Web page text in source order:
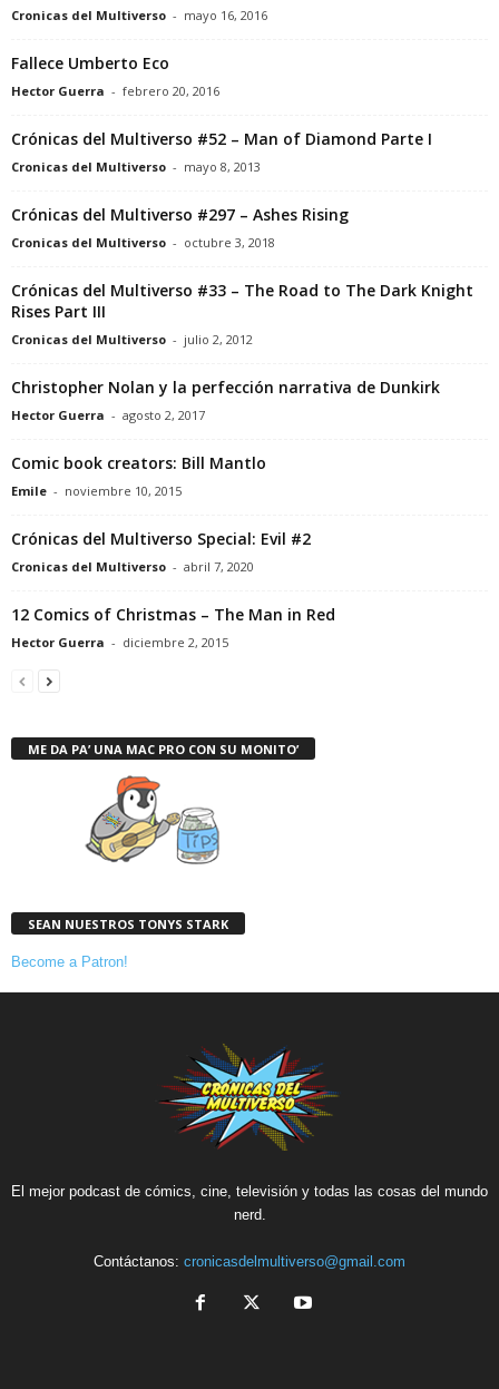
Cronicas del Multiverso - mayo 16, 2016
Fallece Umberto Eco
Hector Guerra - febrero 20, 2016
Crónicas del Multiverso #52 – Man of Diamond Parte I
Cronicas del Multiverso - mayo 8, 2013
Crónicas del Multiverso #297 – Ashes Rising
Cronicas del Multiverso - octubre 3, 2018
Crónicas del Multiverso #33 – The Road to The Dark Knight
Rises Part III
Cronicas del Multiverso - julio 2, 2012
Christopher Nolan y la perfección narrativa de Dunkirk
Hector Guerra - agosto 2, 2017
Comic book creators: Bill Mantlo
Emile - noviembre 10, 2015
Crónicas del Multiverso Special: Evil #2
Cronicas del Multiverso - abril 7, 2020
12 Comics of Christmas – The Man in Red
Hector Guerra - diciembre 2, 2015
ME DA PA’ UNA MAC PRO CON SU MONITO’
SEAN NUESTROS TONYS STARK
Become a Patron!
El mejor podcast de cómics, cine, televisión y todas las cosas del mundo
nerd.
Contáctanos: cronicasdelmultiverso@gmail.com